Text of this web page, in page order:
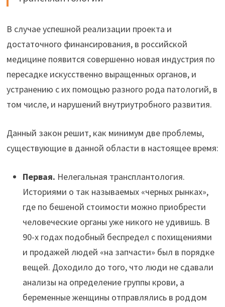
В случае успешной реализации проекта и
достаточного финансирования, в российской
медицине появится совершенно новая индустрия по
пересадке искусственно выращенных органов, и
устранению с их помощью разного рода патологий, в
том числе, и нарушений внутриутробного развития.
Данный закон решит, как минимум две проблемы,
существующие в данной области в настоящее время:
Первая. Нелегальная трансплантология.
Историями о так называемых «черных рынках»,
где по бешеной стоимости можно приобрести
человеческие органы уже никого не удивишь. В
90-х годах подобный беспредел с похищениями
и продажей людей «на запчасти» был в порядке
вещей. Доходило до того, что люди не сдавали
анализы на определение группы крови, а
беременные женщины отправлялись в роддом